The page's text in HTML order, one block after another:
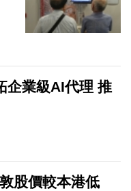
企業級AI代理 推
股價較本港低